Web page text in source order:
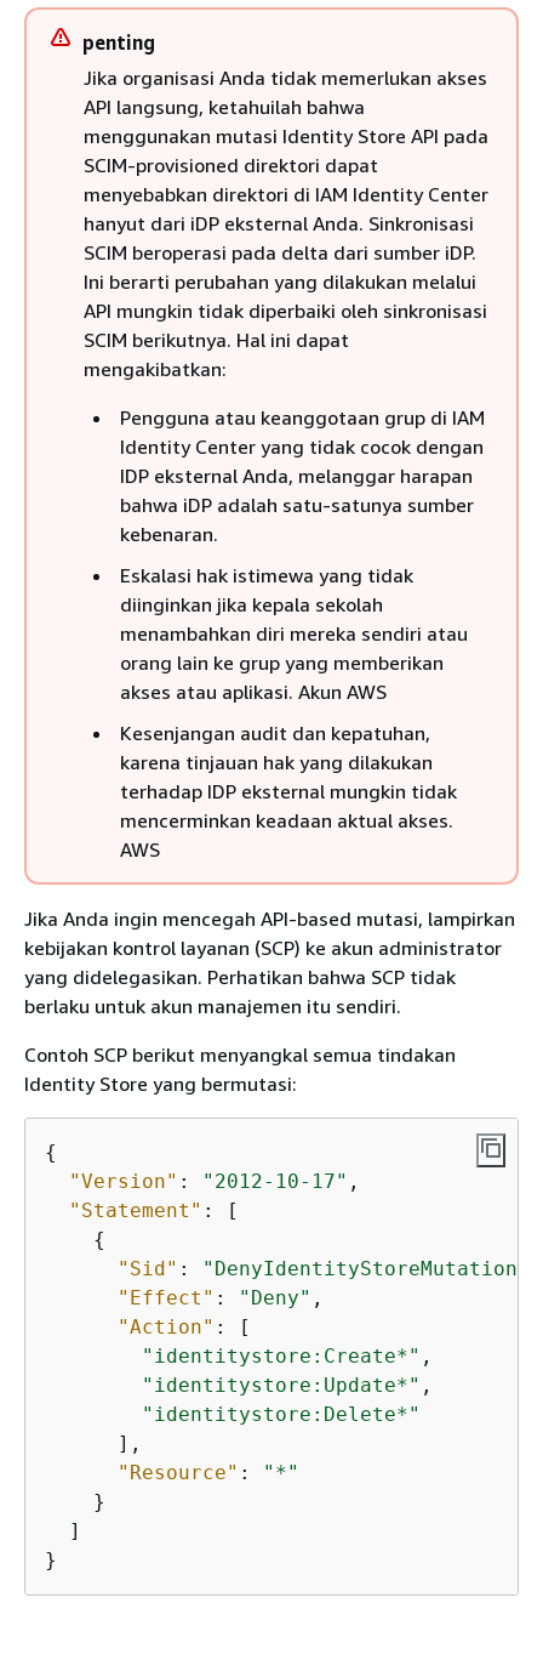
penting
Jika organisasi Anda tidak memerlukan akses
API langsung, ketahuilah bahwa
menggunakan mutasi Identity Store API pada
SCIM-provisioned direktori dapat
menyebabkan direktori di IAM Identity Center
hanyut dari iDP eksternal Anda. Sinkronisasi
SCIM beroperasi pada delta dari sumber iDP.
Ini berarti perubahan yang dilakukan melalui
API mungkin tidak diperbaiki oleh sinkronisasi
SCIM berikutnya. Hal ini dapat
mengakibatkan:
Pengguna atau keanggotaan grup di IAM
Identity Center yang tidak cocok dengan
IDP eksternal Anda, melanggar harapan
bahwa iDP adalah satu-satunya sumber
kebenaran.
Eskalasi hak istimewa yang tidak
diinginkan jika kepala sekolah
menambahkan diri mereka sendiri atau
orang lain ke grup yang memberikan
akses atau aplikasi. Akun AWS
Kesenjangan audit dan kepatuhan,
karena tinjauan hak yang dilakukan
terhadap IDP eksternal mungkin tidak
mencerminkan keadaan aktual akses.
AWS
Jika Anda ingin mencegah API-based mutasi, lampirkan
kebijakan kontrol layanan (SCP) ke akun administrator
yang didelegasikan. Perhatikan bahwa SCP tidak
berlaku untuk akun manajemen itu sendiri.
Contoh SCP berikut menyangkal semua tindakan
Identity Store yang bermutasi:
{
"Version" : "2012-10-17" ,
"Statement" : [
{
"Sid" : "DenyIdentityStoreMutations"
"Effect" : "Deny" ,
"Action" : [
"identitystore:Create*" ,
"identitystore:Update*" ,
"identitystore:Delete*"
      ],
"Resource" :
"*"
    }
  ]
}